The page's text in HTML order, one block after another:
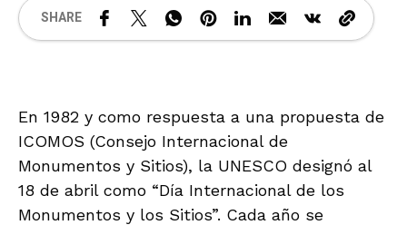
SHARE
En 1982 y como respuesta a una propuesta de
ICOMOS (Consejo Internacional de
Monumentos y Sitios), la UNESCO designó al
18 de abril como “Día Internacional de los
Monumentos y los Sitios”. Cada año se